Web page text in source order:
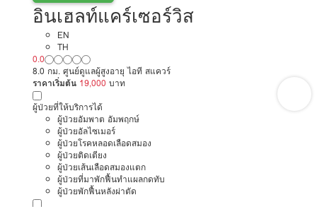
อินเฮลท์แคร์เซอร์วิส
EN
TH
0.0
8.0 กม. ศูนย์ดูแลผู้สูงอายุ ไอที สแควร์
ราคาเริ่มต้น 19,000 บาท
ผู้ป่วยที่ให้บริการได้
ผู้ป่วยอัมพาต อัมพฤกษ์
ผู้ป่วยอัลไซเมอร์
ผู้ป่วยโรคหลอดเลือดสมอง
ผู้ป่วยติดเตียง
ผู้ป่วยเส้นเลือดสมองแตก
ผู้ป่วยที่มาพักฟื้นทำแผลกดทับ
ผู้ป่วยพักฟื้นหลังผ่าตัด